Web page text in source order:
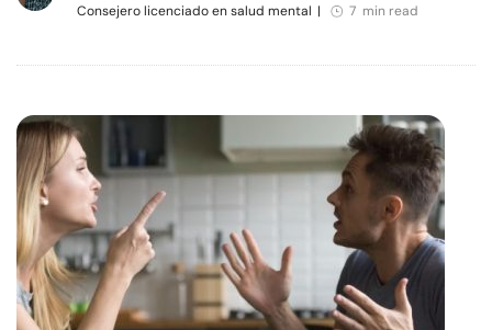
Consejero licenciado en salud mental | 7 min read